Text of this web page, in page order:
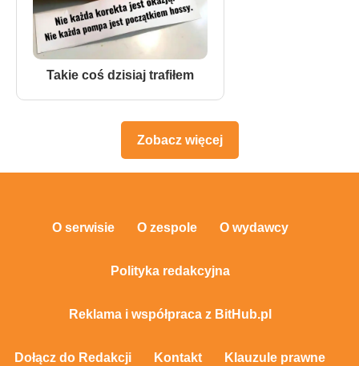
Takie coś dzisiaj trafiłem
Zobacz więcej
O serwisie O zespole O wydawcy
Polityka redakcyjna
Reklama i współpraca z BitHub.pl
Dołącz do Redakcji Kontakt Klauzule prawne